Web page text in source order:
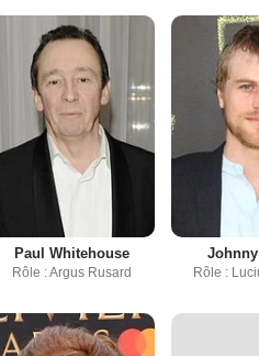
Paul Whitehouse
Rôle : Argus Rusard Rôle :